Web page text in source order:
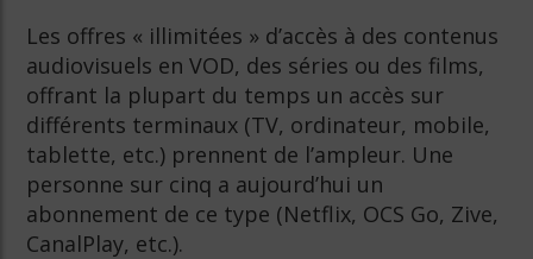
Les offres « illimitées » d’accès à des contenus
audiovisuels en VOD, des séries ou des films,
offrant la plupart du temps un accès sur
différents terminaux (TV, ordinateur, mobile,
tablette, etc.) prennent de l’ampleur. Une
personne sur cinq a aujourd’hui un
abonnement de ce type (Netflix, OCS Go, Zive,
CanalPlay, etc.).